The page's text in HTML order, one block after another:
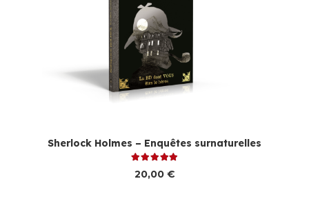
Sherlock Holmes – Enquêtes surnaturelles
20,00 €